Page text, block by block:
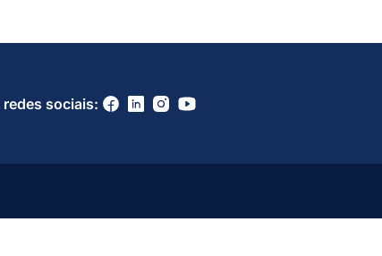
redes sociais: